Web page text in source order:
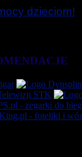
dzieciom!